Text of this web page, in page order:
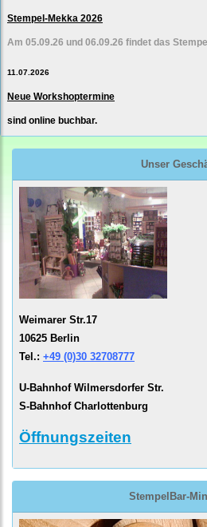
Stempel-Mekka 2026
Am 05.09.26 und 06.09.26 findet das
11.07.2026
Neue Workshoptermine
sind online buchbar.
Unser
Weimarer Str.17
10625 Berlin
Tel.: +49 (0)30 32708777
U-Bahnhof Wilmersdorfer Str.
S-Bahnhof Charlottenburg
Öffnungszeiten
StempelBar-